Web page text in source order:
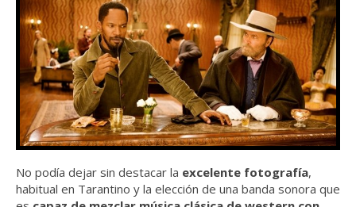
No podía dejar sin destacar la excelente fotografía,
habitual en Tarantino y la elección de una banda sonora que